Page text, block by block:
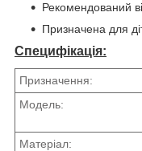
Рекомендований
Призначена для
Специфікація:
Призначення:
Модель:
Матеріал: